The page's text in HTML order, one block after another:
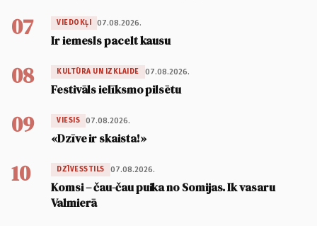
07 VIEDOKĻI 07.08.2026.
Ir iemesls pacelt kausu
08 KULTŪRA UN IZKLAIDE 07.08.2026.
Festivāls ielīksmo pilsētu
09 VIESIS 07.08.2026.
«Dzīve ir skaista!»
10 DZĪVESSTILS 07.08.2026.
Komsi – čau-čau puika no Somijas. Ik vasaru
Valmierā